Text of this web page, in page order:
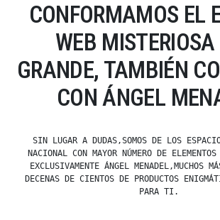
CONFORMAMOS EL
WEB
GRANDE, TAMBIÉN
CON ÁNGEL
SIN LUGAR A DUDAS,SOMOS DE LOS
NACIONAL CON MAYOR NÚMERO DE
EXCLUSIVAMENTE ÁNGEL MENADEL,MUCHOS
DECENAS DE CIENTOS DE PRODUCTOS
PARA TI.